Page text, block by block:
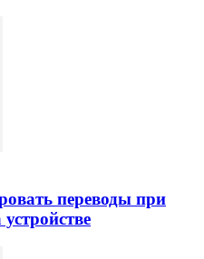
переводы при